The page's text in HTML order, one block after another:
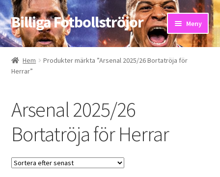
Hoppa
till
navigering
Hoppa
till
innehåll
Billiga Fotbollströjor Meny
Hem
Bloggar
Hem
Produkter märkta ”Arsenal 2025/26 Bortatröja för
Herrar”
Arsenal 2025/26
Bortatröja för Herrar